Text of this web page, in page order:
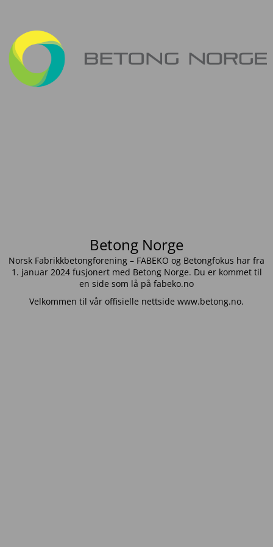
Betong Norge
Norsk Fabrikkbetongforening – FABEKO og Betongfokus har fra
1. januar 2024 fusjonert med Betong Norge. Du er kommet til
en side som lå på fabeko.no
Velkommen til vår offisielle nettside www.betong.no.